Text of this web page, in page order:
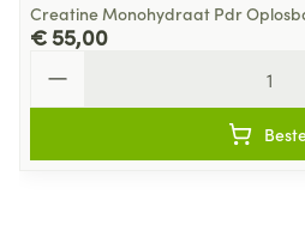
Creatine Monohydraat Pdr
€ 55,00